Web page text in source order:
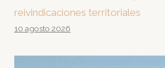
reivindicaciones territoriales
10 agosto 2026